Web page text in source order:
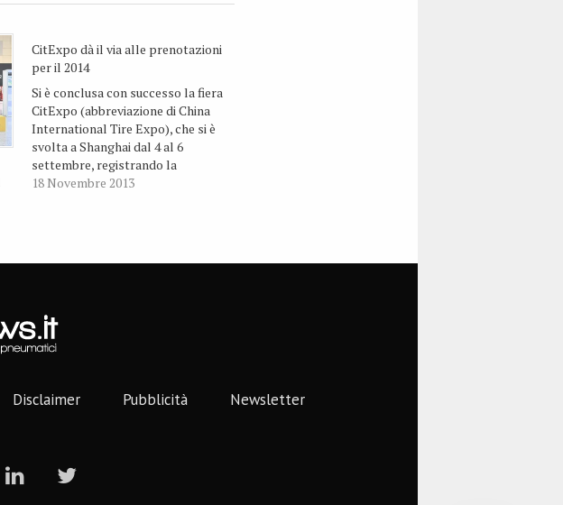
CitExpo dà il via alle prenotazioni
per il 2014
Si è conclusa con successo la fiera
CitExpo (abbreviazione di China
International Tire Expo), che si è
svolta a Shanghai dal 4 al 6
settembre, registrando la
presenza di oltre 10.000 visitatori
18 Novembre 2013
Disclaimer Pubblicità Newsletter